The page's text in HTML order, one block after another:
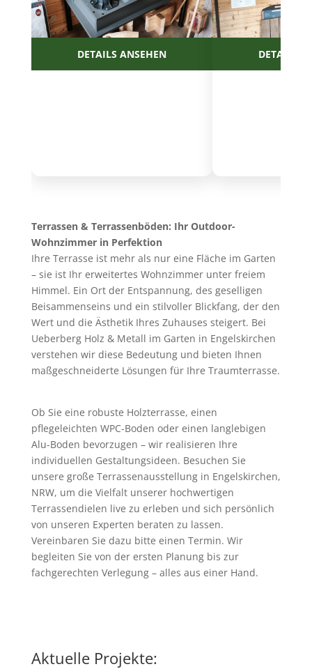
Terrassen & Terrassenböden: Ihr Outdoor-
Wohnzimmer in Perfektion
Ihre Terrasse ist mehr als nur eine Fläche im Garten
– sie ist Ihr erweitertes Wohnzimmer unter freiem
Himmel. Ein Ort der Entspannung, des geselligen
Beisammenseins und ein stilvoller Blickfang, der den
Wert und die Ästhetik Ihres Zuhauses steigert. Bei
Ueberberg Holz & Metall im Garten in Engelskirchen
verstehen wir diese Bedeutung und bieten Ihnen
maßgeschneiderte Lösungen für Ihre Traumterrasse.
Ob Sie eine robuste Holzterrasse, einen
pflegeleichten WPC-Boden oder einen langlebigen
Alu-Boden bevorzugen – wir realisieren Ihre
individuellen Gestaltungsideen. Besuchen Sie
unsere große Terrassenausstellung in Engelskirchen,
NRW, um die Vielfalt unserer hochwertigen
Terrassendielen live zu erleben und sich persönlich
von unseren Experten beraten zu lassen.
Vereinbaren Sie dazu bitte einen Termin. Wir
begleiten Sie von der ersten Planung bis zur
fachgerechten Verlegung – alles aus einer Hand.
Aktuelle Projekte: